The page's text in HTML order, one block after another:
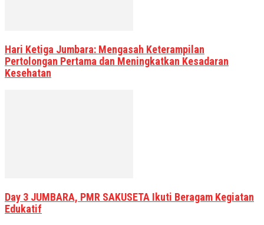
Hari Ketiga Jumbara: Mengasah Keterampilan
Pertolongan Pertama dan Meningkatkan Kesadaran
Kesehatan
Day 3 JUMBARA, PMR SAKUSETA Ikuti Beragam Kegiatan
Edukatif